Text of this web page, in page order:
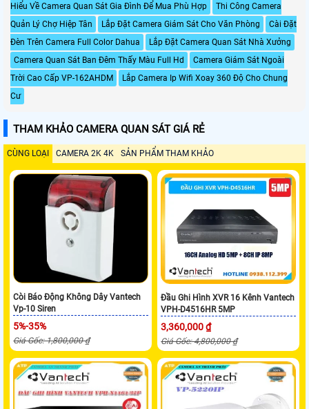
Hiểu Về Camera Quan Sát Gia Đình Để Mua Phù Hợp
Thi Công Camera
Quản Lý Chợ Hiệp Tân
Lắp Đặt Camera Giám Sát Cho Văn Phòng
Cài Đặt
Đèn Trên Camera Full Color Dahua
Lắp Đặt Camera Quan Sát Nhà Xưởng
Camera Quan Sát Ban Đêm Thấy Màu Full Hd
Camera Giám Sát Ngoài
Trời Cao Cấp VP-162AHDM
Lắp Camera Ip Wifi Xoay 360 Độ Cho Chung
Cư
THAM KHẢO CAMERA QUAN SÁT GIÁ RẺ
CÙNG LOẠI CAMERA 2K 4K SẢN PHẨM THAM KHẢO
Còi Báo Động Không Dây Vantech
Vp-10 Siren
5%-35%
Giá Gốc: 1,800,000 ₫
Đầu Ghi Hình XVR 16 Kênh Vantech
VPH-D4516HR 5MP
3,360,000 ₫
Giá Gốc: 4,800,000 ₫